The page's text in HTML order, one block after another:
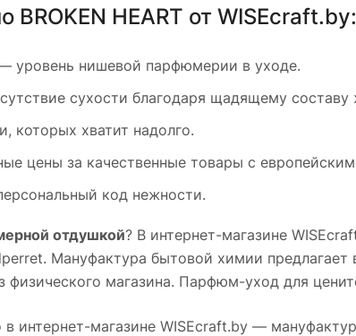
HEART от WISEcraft.by:
уровень нишевой парфюмерии в уходе.
сухости благодаря щадящему
которых хватит надолго.
цены за качественные товары с
код нежности.
отдушкой? В интернет-магазине
Мануфактура бытовой химии
магазина. Парфюм-уход для
магазине WISEcraft.by —